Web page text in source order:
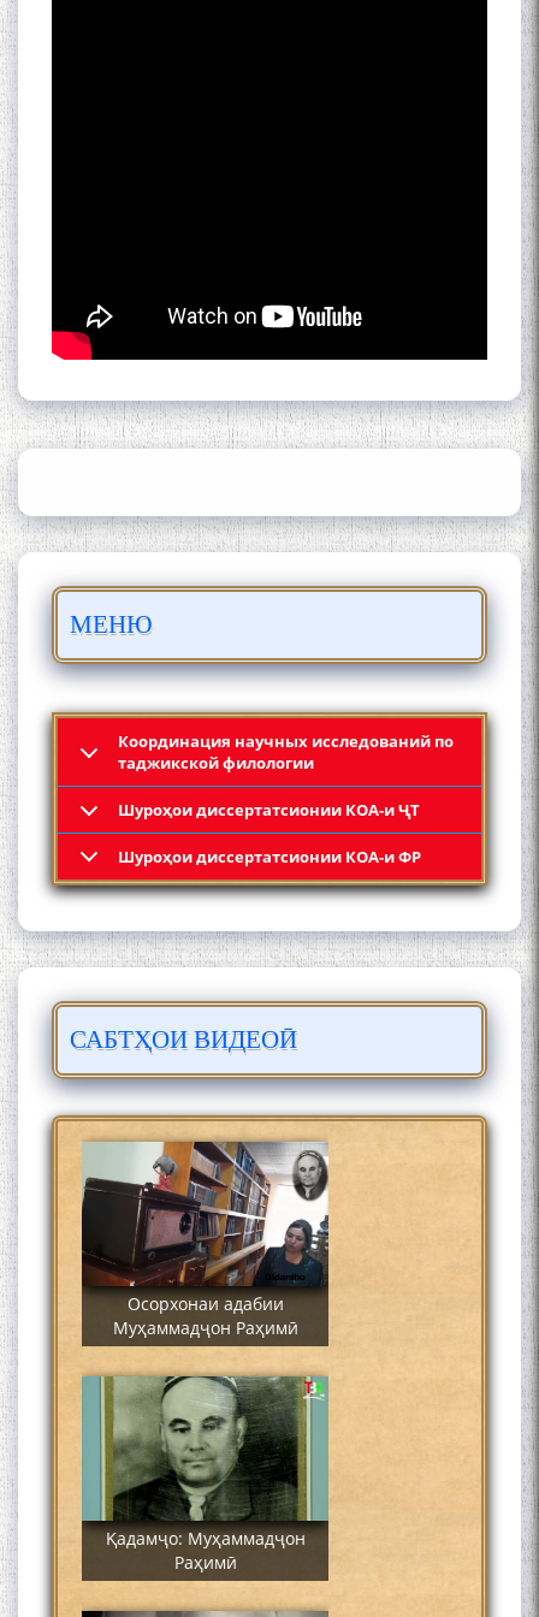
МЕНЮ
Координация научных исследований по
таджикской филологии
Шyроҳои диссертатсионии КОА-и ҶТ
Шyроҳои диссертатсионии КОА-и ФР
САБТҲОИ ВИДЕОӢ
ШАРҲИ МУЛОҚОТ БО АҲЛИ
АЗ ҶОНИБИ ОЛИМОНИ
АКАДЕМИЯИ МИЛЛИИ
БО 4 000 000 СОМОНӢ
ПАЙКАРА ВА ОСОРХОНАИ
ШУД!
Кадамчо Худои Шарифзода
Сайре дар Осорхона
Муҳаммадҷон Раҳимӣ
Осорхонаи адабии
Муҳаммадҷон Раҳимӣ
Қадамҷо: Муҳаммадҷон
Раҳимӣ